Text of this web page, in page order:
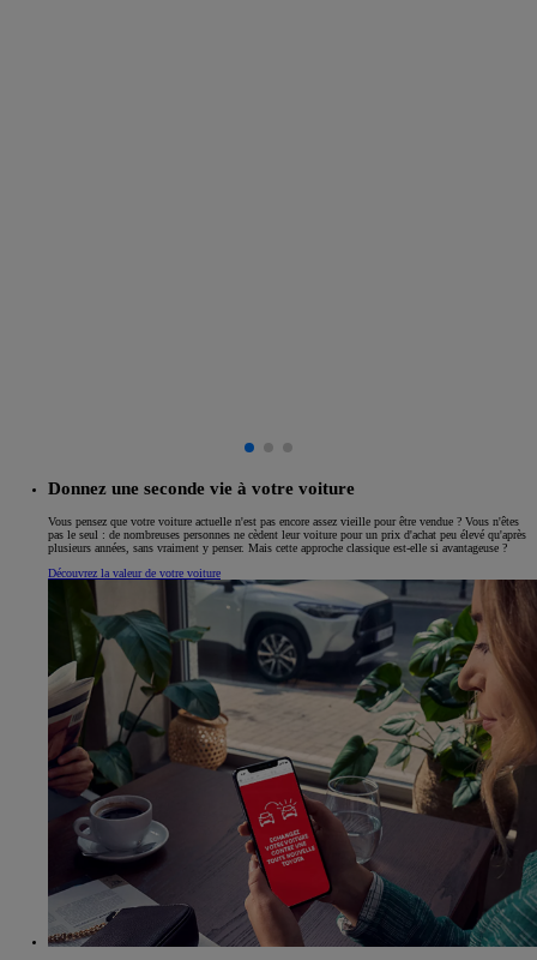
Donnez une seconde vie à votre voiture
Vous pensez que votre voiture actuelle n'est pas encore assez vieille pour être vendue ? Vous n'êtes
pas le seul : de nombreuses personnes ne cèdent leur voiture pour un prix d'achat peu élevé qu'après
plusieurs années, sans vraiment y penser. Mais cette approche classique est-elle si avantageuse ?
Découvrez la valeur de votre voiture